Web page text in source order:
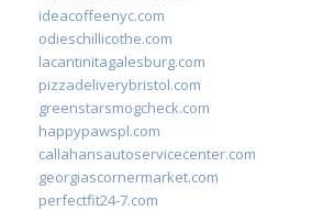
ideacoffeenyc.com
odieschillicothe.com
lacantinitagalesburg.com
pizzadeliverybristol.com
greenstarsmogcheck.com
happypawspl.com
callahansautoservicecenter.com
georgiascornermarket.com
perfectfit24-7.com